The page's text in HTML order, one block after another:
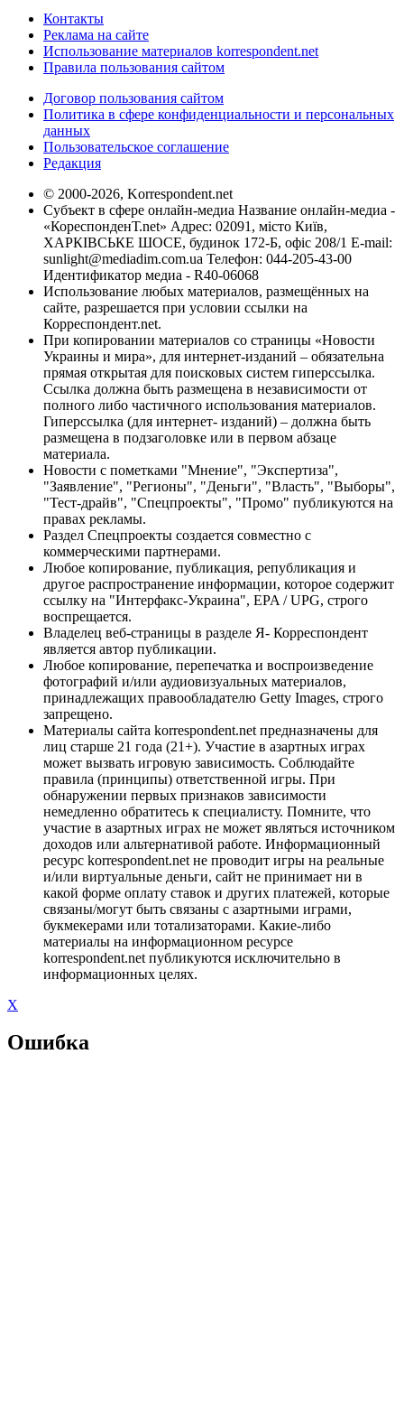
Контакты
Реклама на сайте
Использование материалов korrespondent.net
Правила пользования сайтом
Договор пользования сайтом
Политика в сфере конфиденциальности и персональных
данных
Пользовательское соглашение
Редакция
© 2000-2026, Korrespondent.net
Субъект в сфере онлайн-медиа Название онлайн-медиа -
«КореспонденТ.net» Адрес: 02091, місто Київ,
ХАРКІВСЬКЕ ШОСЕ, будинок 172-Б, офіс 208/1 E-mail:
sunlight@mediadim.com.ua Телефон: 044-205-43-00
Идентификатор медиа - R40-06068
Использование любых материалов, размещённых на
сайте, разрешается при условии ссылки на
Корреспондент.net.
При копировании материалов со страницы «Новости
Украины и мира», для интернет-изданий – обязательна
прямая открытая для поисковых систем гиперссылка.
Ссылка должна быть размещена в независимости от
полного либо частичного использования материалов.
Гиперссылка (для интернет- изданий) – должна быть
размещена в подзаголовке или в первом абзаце
материала.
Новости с пометками "Мнение", "Экспертиза",
"Заявление", "Регионы", "Деньги", "Власть", "Выборы",
"Тест-драйв", "Спецпроекты", "Промо" публикуются на
правах рекламы.
Раздел Спецпроекты создается совместно с
коммерческими партнерами.
Любое копирование, публикация, републикация и
другое распространение информации, которое содержит
ссылку на "Интерфакс-Украина", EPA / UPG, строго
воспрещается.
Владелец веб-страницы в разделе Я- Корреспондент
является автор публикации.
Любое копирование, перепечатка и воспроизведение
фотографий и/или аудиовизуальных материалов,
принадлежащих правообладателю Getty Images, строго
запрещено.
Материалы сайта korrespondent.net предназначены для
лиц старше 21 года (21+). Участие в азартных играх
может вызвать игровую зависимость. Соблюдайте
правила (принципы) ответственной игры. При
обнаружении первых признаков зависимости
немедленно обратитесь к специалисту. Помните, что
участие в азартных играх не может являться источником
доходов или альтернативой работе. Информационный
ресурс korrespondent.net не проводит игры на реальные
и/или виртуальные деньги, сайт не принимает ни в
какой форме оплату ставок и других платежей, которые
связаны/могут быть связаны с азартными играми,
букмекерами или тотализаторами. Какие-либо
материалы на информационном ресурсе
korrespondent.net публикуются исключительно в
информационных целях.
X
Ошибка